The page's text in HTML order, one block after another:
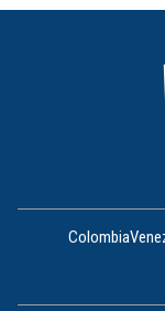
8
Colombia